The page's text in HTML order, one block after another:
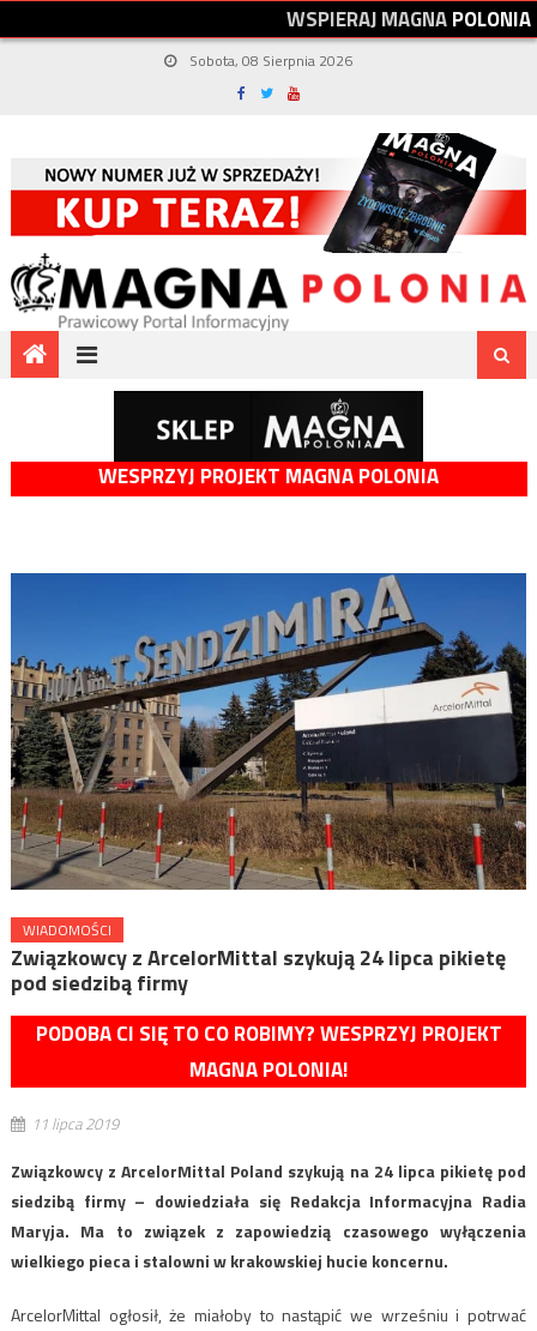
WSPIERAJMAGNAPOLONIA
Sobota, 08 Sierpnia 2026
WESPRZYJ PROJEKT MAGNA POLONIA
WIADOMOŚCI
Związkowcy z ArcelorMittal szykują 24 lipca pikietę
pod siedzibą firmy
PODOBA CI SIĘ TO CO ROBIMY? WESPRZYJ PROJEKT
MAGNA POLONIA!
11 lipca 2019
Związkowcy z ArcelorMittal Poland szykują na 24 lipca pikietę pod
siedzibą firmy – dowiedziała się Redakcja Informacyjna Radia
Maryja. Ma to związek z zapowiedzią czasowego wyłączenia
wielkiego pieca i stalowni w krakowskiej hucie koncernu.
ArcelorMittal ogłosił, że miałoby to nastąpić we wrześniu i potrwać